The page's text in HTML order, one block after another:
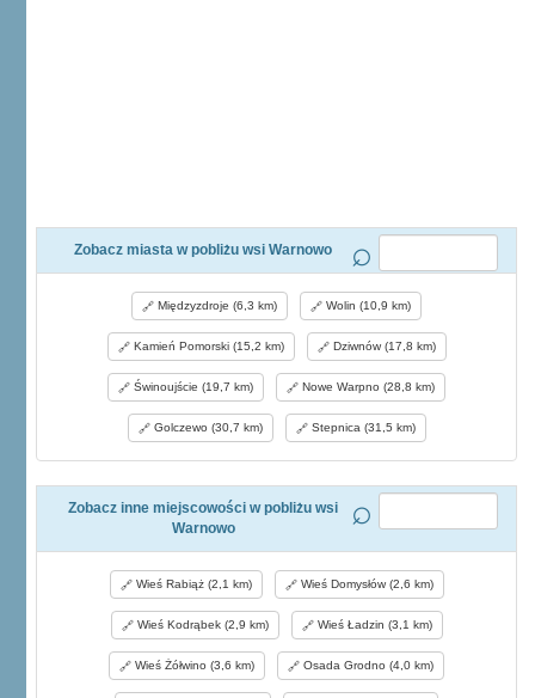
Zobacz miasta w pobliżu wsi Warnowo
Międzyzdroje (6,3 km) Wolin (10,9 km)
Kamień Pomorski (15,2 km) Dziwnów (17,8 km)
Świnoujście (19,7 km) Nowe Warpno (28,8 km)
Golczewo (30,7 km) Stepnica (31,5 km)
Zobacz inne miejscowości w pobliżu wsi
Warnowo
Wieś Rabiąż (2,1 km) Wieś Domysłów (2,6 km)
Wieś Kodrąbek (2,9 km) Wieś Ładzin (3,1 km)
Wieś Żółwino (3,6 km) Osada Grodno (4,0 km)